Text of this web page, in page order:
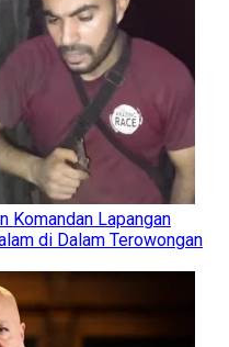
Komandan Lapangan
di Dalam Terowongan